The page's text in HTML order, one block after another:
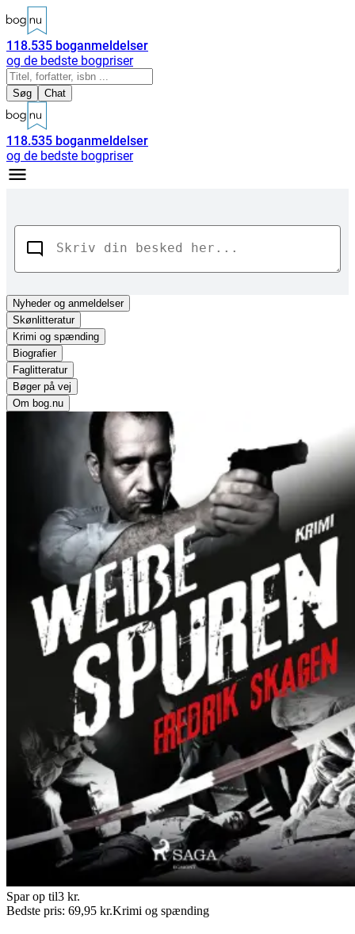
118.535 boganmeldelser
og de bedste bogpriser
Søg Chat
118.535 boganmeldelser
og de bedste bogpriser
Nyhederog anmeldelser
Skønlitteratur
Krimi og spænding
Biografier
Faglitteratur
Bøger på vej
Om bog.nu
Spar op til3 kr.
Bedste pris: 69,95 kr.Krimi og spænding